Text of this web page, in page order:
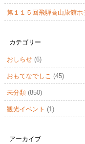
第１１５回飛騨高山旅館ホ
カテゴリー
おしらせ(6)
おもてなでしこ (45)
未分類(850)
観光イベント (1)
アーカイブ